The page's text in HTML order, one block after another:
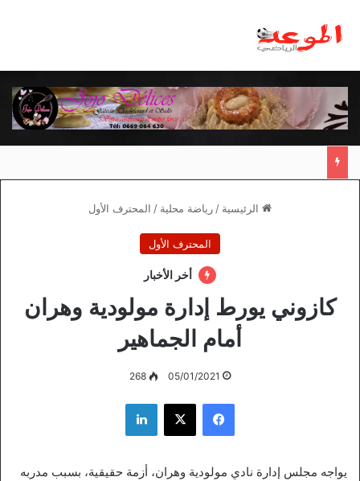
الرئيسية /رياضة محلية / المحترف الأول
المحترف الأول
أخر الأخبار
كازوني يورط إدارة مولودية وهران
أمام الجماهير
05/01/2021
268
فيسبوك ‫X لينكدإن
يواجه مجلس إدارة نادي مولودية وهران، أزمة حقيقية، بسبب مدربه